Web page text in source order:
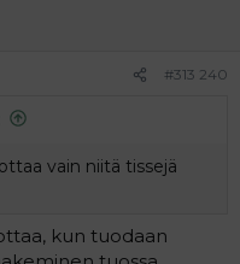
#313 240
vain niitä tissejä
kun tuodaan